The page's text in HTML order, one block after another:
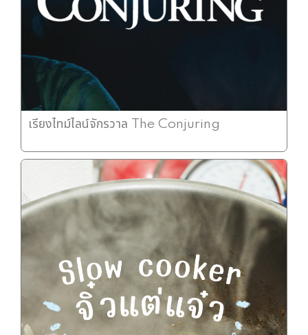
เรียงไทม์ไลน์จักรวาล The Conjuring